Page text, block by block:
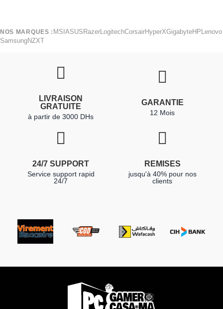
NOS MARQUES : MSI ASUS RazerLogitechCorsairHyperXGigabyteHP Lenovo
SamsungNZXT
LIVRAISON
GRATUITE
à partir de 3000 DHs
GARANTIE
12 Mois
24/7 SUPPORT
Service support rapid
24/7
REMISES
jusqu'à 40% pour nos
clients